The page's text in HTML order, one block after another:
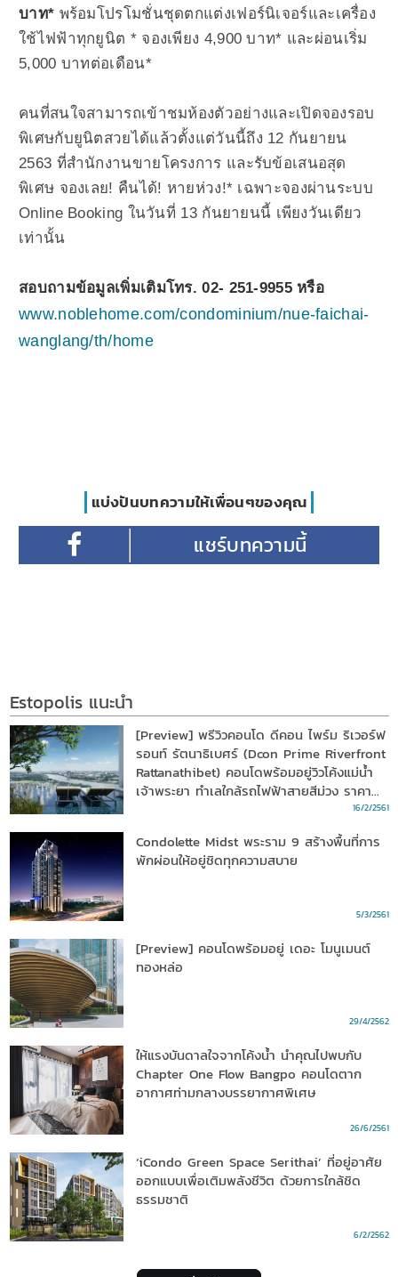
บาท* พร้อมโปรโมชั่นชุดตกแต่งเฟอร์นิเจอร์และเครื่อง
ใช้ไฟฟ้าทุกยูนิต * จองเพียง 4,900 บาท* และผ่อนเริ่ม
5,000 บาทต่อเดือน*
คนที่สนใจสามารถเข้าชมห้องตัวอย่างและเปิดจองรอบ
พิเศษกับยูนิตสวยได้แล้วตั้งแต่วันนี้ถึง 12 กันยายน
2563 ที่สำนักงานขายโครงการ และรับข้อเสนอสุด
พิเศษ จองเลย! คืนได้! หายห่วง!* เฉพาะจองผ่านระบบ
Online Booking ในวันที่ 13 กันยายนนี้ เพียงวันเดียว
เท่านั้น
สอบถามข้อมูลเพิ่มเติมโทร. 02- 251-9955 หรือ
www.noblehome.com/condominium/nue-faichai-
wanglang/th/home
แบ่งปันบทความให้เพื่อนๆของคุณ
Estopolis แนะนำ
[Preview] พรีวิวคอนโด ดีคอน ไพร์ม ริเวอร์ฟ
รอนท์ รัตนาธิเบศร์ (Dcon Prime Riverfront
Rattanathibet) คอนโดพร้อมอยู่วิวโค้งแม่น้ำ
เจ้าพระยา ทำเลใกล้รถไฟฟ้าสายสีม่วง ราคา
16/2/2561
Condolette Midst พระราม 9 สร้างพื้นที่การ
พักผ่อนให้อยู่ชิดทุกความสบาย
5/3/2561
[Preview] คอนโดพร้อมอยู่ เดอะ โมนูเมนต์
ทองหล่อ
29/4/2562
ให้แรงบันดาลใจจากโค้งน้ำ นำคุณไปพบกับ
Chapter One Flow Bangpo คอนโดตาก
อากาศท่ามกลางบรรยากาศพิเศษ
26/6/2561
‘iCondo Green Space Serithai’ ที่อยู่อาศัย
ออกแบบเพื่อเติมพลังชีวิต ด้วยการใกล้ชิด
ธรรมชาติ
6/2/2562